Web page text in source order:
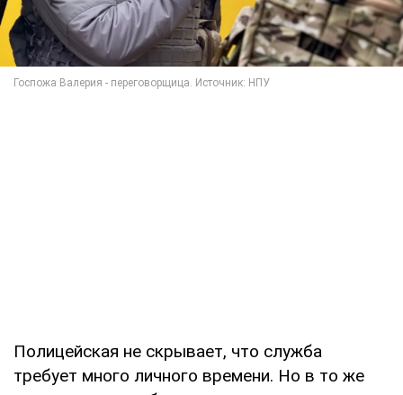
Полицейская не скрывает, что служба
требует много личного времени. Но в то же